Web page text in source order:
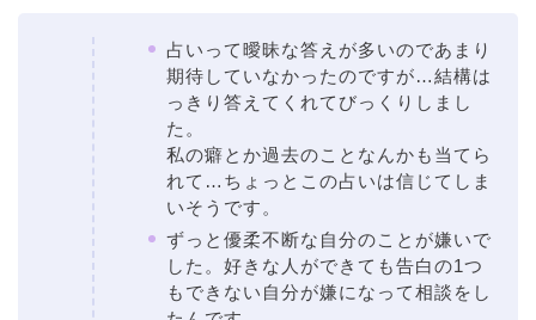
占いって曖昧な答えが多いのであまり
期待していなかったのですが…結構は
っきり答えてくれてびっくりしまし
た。
私の癖とか過去のことなんかも当てら
れて…ちょっとこの占いは信じてしま
いそうです。
ずっと優柔不断な自分のことが嫌いで
した。好きな人ができても告白の1つ
もできない自分が嫌になって相談をし